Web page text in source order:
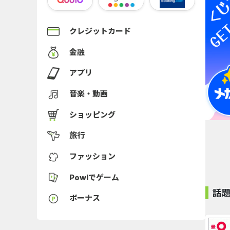
クレジットカード
金融
アプリ
音楽・動画
ショッピング
旅行
ファッション
Powlでゲーム
ボーナス 話